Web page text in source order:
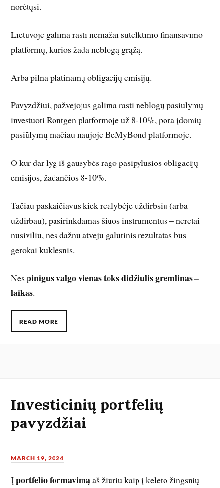
norėtųsi.
Lietuvoje galima rasti nemažai sutelktinio finansavimo
platformų, kurios žada neblogą grąžą.
Arba pilna platinamų obligacijų emisijų.
Pavyzdžiui, pažvejojus galima rasti neblogų pasiūlymų
investuoti Rontgen platformoje už 8-10%, pora įdomių
pasiūlymų mačiau naujoje BeMyBond platformoje.
O kur dar lyg iš gausybės rago pasipylusios obligacijų
emisijos, žadančios 8-10%.
Tačiau paskaičiavus kiek realybėje uždirbsiu (arba
uždirbau), pasirinkdamas šiuos instrumentus – neretai
nusiviliu, nes dažnu atveju galutinis rezultatas bus
gerokai kuklesnis.
Nespinigus valgo vienas toks didžiulis gremlinas –
laikas.
READ MORE
Investicinių portfelių
pavyzdžiai
MARCH 19, 2024
Įportfelio formavimąaš žiūriu kaip į keleto žingsnių